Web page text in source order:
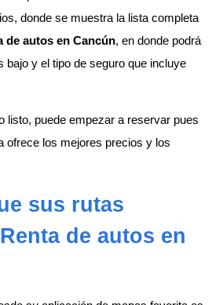
donde se muestra la lista completa
de autos en Cancún, en donde podrá
bajo y el tipo de seguro que incluye
listo, puede empezar a reservar pues
ofrece los mejores precios y los
sus rutas
Renta de autos en